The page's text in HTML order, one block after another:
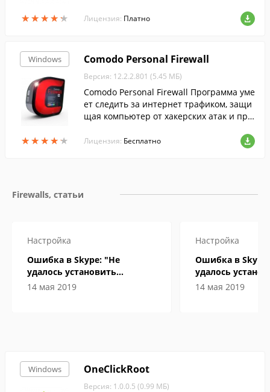
★★★★★
★★★★★
теру.
Лицензия: Платно
Windows
★★★★★
★★★★★
Comodo Personal Firewall
Версия: 12.2.2.801 (5.45 МБ)
Comodo Personal Firewall Программа уме
ет следить за интернет трафиком, защи
щая компьютер от хакерских атак и про
Лицензия: Бесплатно
Firewalls, статьи
Настройка
Ошибка в Skype: "Не
удалось установить
соединение". Что делать?
14 мая 2019
Настройка
Ошибка в
удалось
соединение".
14 мая 2019
Windows OneClickRoot
Версия: 1.0.0.5 (0.99 МБ)